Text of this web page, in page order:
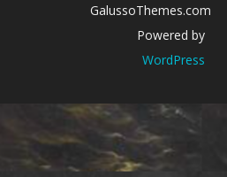
GalussoThemes.com
Powered by
WordPress